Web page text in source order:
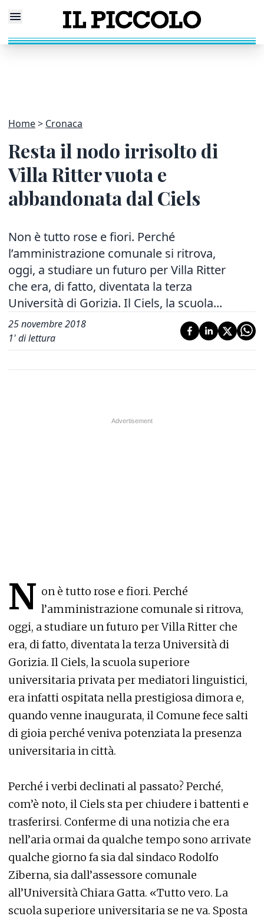
Home Cronaca
Resta il nodo irrisolto di
Villa Ritter vuota e
abbandonata dal Ciels
Non è tutto rose e fiori. Perché
l’amministrazione comunale si ritrova,
oggi, a studiare un futuro per Villa Ritter
che era, di fatto, diventata la terza
Università di Gorizia. Il Ciels, la scuola...
25 novembre 2018
1' di lettura
N on è tutto rose e fiori. Perché
l’amministrazione comunale si ritrova,
oggi, a studiare un futuro per Villa Ritter che
era, di fatto, diventata la terza Università di
Gorizia. Il Ciels, la scuola superiore
universitaria privata per mediatori linguistici,
era infatti ospitata nella prestigiosa dimora e,
quando venne inaugurata, il Comune fece salti
di gioia perché veniva potenziata la presenza
universitaria in città.
Perché i verbi declinati al passato? Perché,
com’è noto, il Ciels sta per chiudere i battenti e
trasferirsi. Conferme di una notizia che era
nell’aria ormai da qualche tempo sono arrivate
qualche giorno fa sia dal sindaco Rodolfo
Ziberna, sia dall’assessore comunale
all’Università Chiara Gatta. «Tutto vero. La
scuola superiore universitaria se ne va. Sposta